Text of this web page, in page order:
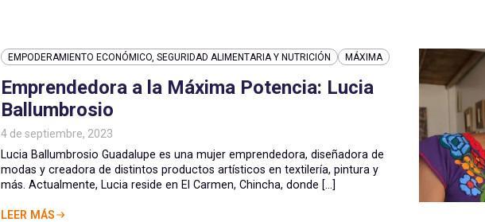
EMPODERAMIENTO ECONÓMICO, SEGURIDAD ALIMENTARIA Y NUTRICIÓN MÁXIMA
Emprendedora a la Máxima Potencia: Lucia
Ballumbrosio
4 de septiembre, 2023
Lucia Ballumbrosio Guadalupe es una mujer emprendedora, diseñadora de
modas y creadora de distintos productos artísticos en textilería, pintura y
más. Actualmente, Lucia reside en El Carmen, Chincha, donde [...]
LEER MÁS